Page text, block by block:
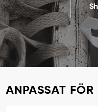
ANPASSAT FÖR